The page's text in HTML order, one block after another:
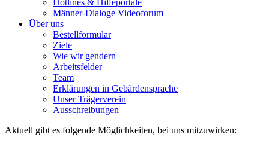
Hotlines & Hilfeportale
Männer-Dialoge Videoforum
Über uns
Bestellformular
Ziele
Wie wir gendern
Arbeitsfelder
Team
Erklärungen in Gebärdensprache
Unser Trägerverein
Ausschreibungen
Aktuell gibt es folgende Möglichkeiten, bei uns mitzuwirken: